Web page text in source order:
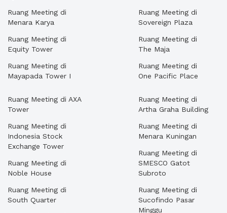
Ruang Meeting di
Menara Karya
Ruang Meeting di
Equity Tower
Ruang Meeting di
Mayapada Tower I
Ruang Meeting di
Sovereign Plaza
Ruang Meeting di
The Maja
Ruang Meeting di
One Pacific Place
Ruang Meeting di AXA
Tower
Ruang Meeting di
Indonesia Stock
Exchange Tower
Ruang Meeting di
Noble House
Ruang Meeting di
South Quarter
Ruang Meeting di
Artha Graha Building
Ruang Meeting di
Menara Kuningan
Ruang Meeting di
SMESCO Gatot
Subroto
Ruang Meeting di
Sucofindo Pasar
Minggu